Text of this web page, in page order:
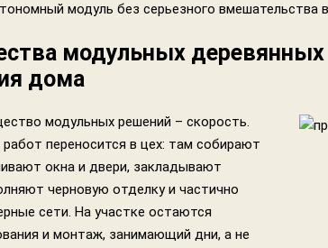
модуль без серьезного вмешательства
модульных деревянных
дома
модульных решений – скорость.
переносится в цех: там собирают
окна и двери, закладывают
черновую отделку и частично
сети. На участке остаются
и монтаж, занимающий дни, а не